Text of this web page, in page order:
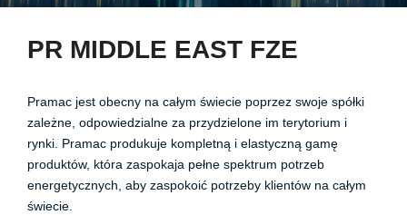
PR MIDDLE EAST FZE
Pramac jest obecny na całym świecie poprzez swoje spółki
zależne, odpowiedzialne za przydzielone im terytorium i
rynki. Pramac produkuje kompletną i elastyczną gamę
produktów, która zaspokaja pełne spektrum potrzeb
energetycznych, aby zaspokoić potrzeby klientów na całym
świecie.